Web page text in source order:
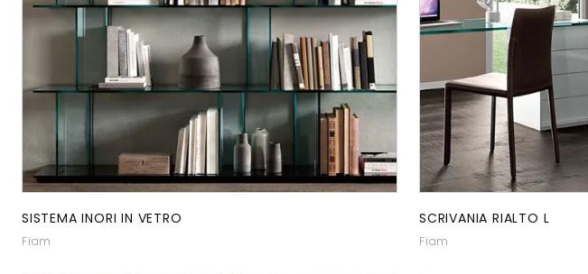
SISTEMA INORI IN VETRO
Fiam
SCRIVANIA RIALTO L
Fiam